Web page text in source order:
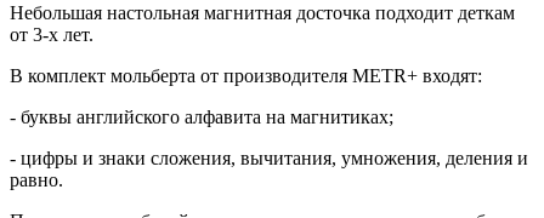
Небольшая настольная магнитная досточка подходит деткам
от 3-х лет.
В комплект мольберта от производителя METR+ входят:
- буквы английского алфавита на магнитиках;
- цифры и знаки сложения, вычитания, умножения, деления и
равно.